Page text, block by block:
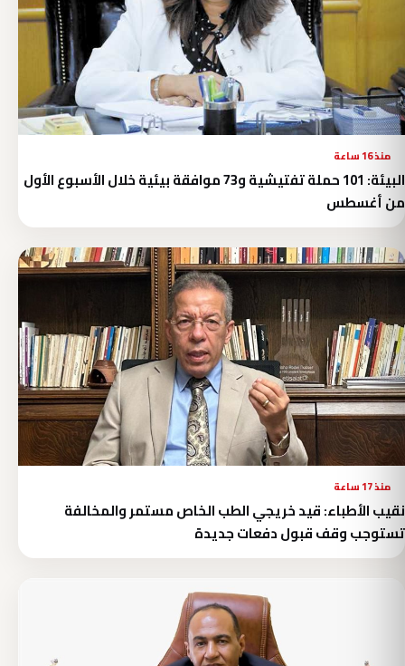
منذ 16 ساعة
البيئة: 101 حملة تفتيشية و73 موافقة بيئية خلال الأسبوع الأول
من أغسطس
منذ 17 ساعة
نقيب الأطباء: قيد خريجي الطب الخاص مستمر والمخالفة
تستوجب وقف قبول دفعات جديدة